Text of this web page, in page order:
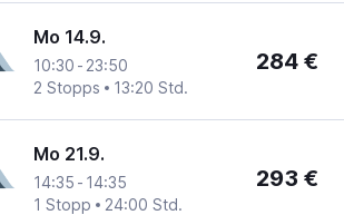
Mo 14.9.
10:30 - 23:50
2 Stopps
13:20 Std.
284 €
Mo 21.9.
14:35 - 14:35
1 Stopp
24:00 Std.
293 €